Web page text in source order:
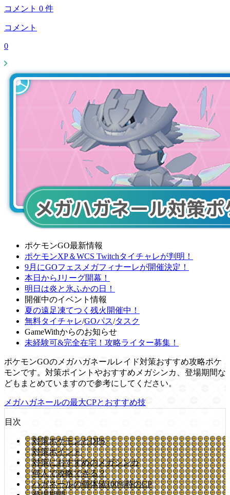
コメント 0 件
コメント
0
ポケモンGO最新情報
ポケモンXP＆WCS Twitchタイチャレが判明！
9月にGOフェスメガフィナーレが開催決定！
本日からJリーグ開幕！
明日は炎と氷ふかの日！
開催中のイベント情報
夏の遠足凍てつく残火開催中！
無料タイチャレ/GOパス/タスク
GameWithからのお知らせ
未経験可&完全在宅！攻略ライター募集！
ポケモンGOのメガハガネールレイド対策おすすめ攻略ポケ
モンです。対策ポイントやおすすめメガシンカ、登場期間な
どもまとめていますので参考にしてください。
メガハガネールの最大CPとおすすめ技
目次
対策ポケモンとDPS
対策ポイント
対策におすすめのメガシンカ
何人で攻略できる？
ハガネールの個体値100%時のCP